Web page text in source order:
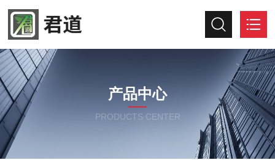
产品中心
PRODUCTS CENTER